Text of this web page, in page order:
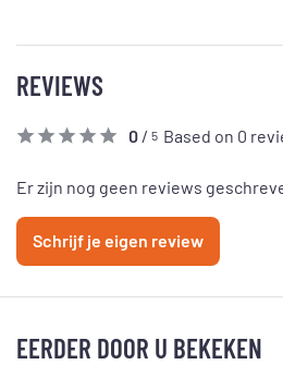
REVIEWS
0 / 5 Based on 0
Er zijn nog geen reviews
Schrijf je eigen review
EERDER DOOR U BEKEKEN